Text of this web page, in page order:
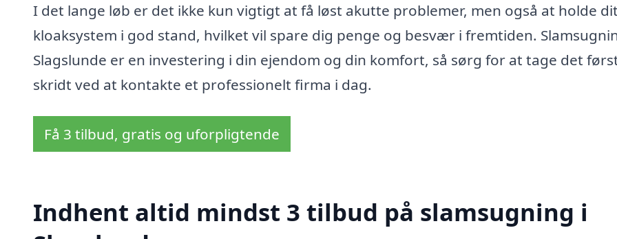
I det lange løb er det ikke kun vigtigt at få løst akutte problemer, men også at holde
kloaksystem i god stand, hvilket vil spare dig penge og besvær i fremtiden.
Slagslunde er en investering i din ejendom og din komfort, så sørg for at tage det
skridt ved at kontakte et professionelt firma i dag.
Få 3 tilbud, gratis og uforpligtende
Indhent altid mindst 3 tilbud på slamsugning i